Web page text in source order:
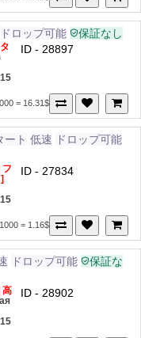
ドロップ可能 保証なし
ID - 28897
= 16.31$
ート 低速
ドロップ可能
ID - 27834
1000 = 1.16$
ドロップ可能
保証な
高
ID - 28902